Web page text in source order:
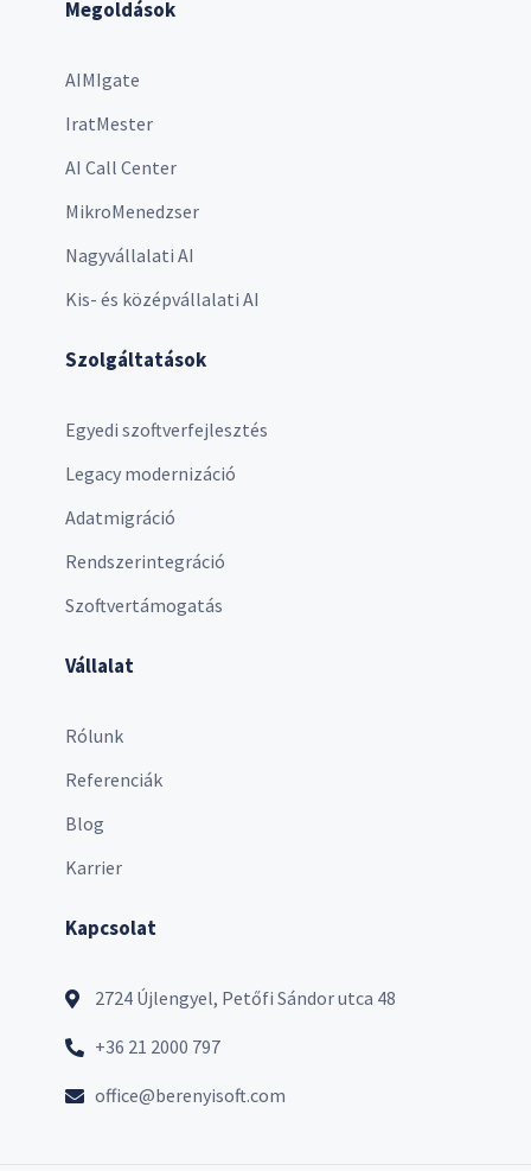
Megoldások
AIMIgate
IratMester
AI Call Center
MikroMenedzser
Nagyvállalati AI
Kis- és középvállalati AI
Szolgáltatások
Egyedi szoftverfejlesztés
Legacy modernizáció
Adatmigráció
Rendszerintegráció
Szoftvertámogatás
Vállalat
Rólunk
Referenciák
Blog
Karrier
Kapcsolat
2724 Újlengyel, Petőfi Sándor utca 48
+36 21 2000 797
office@berenyisoft.com